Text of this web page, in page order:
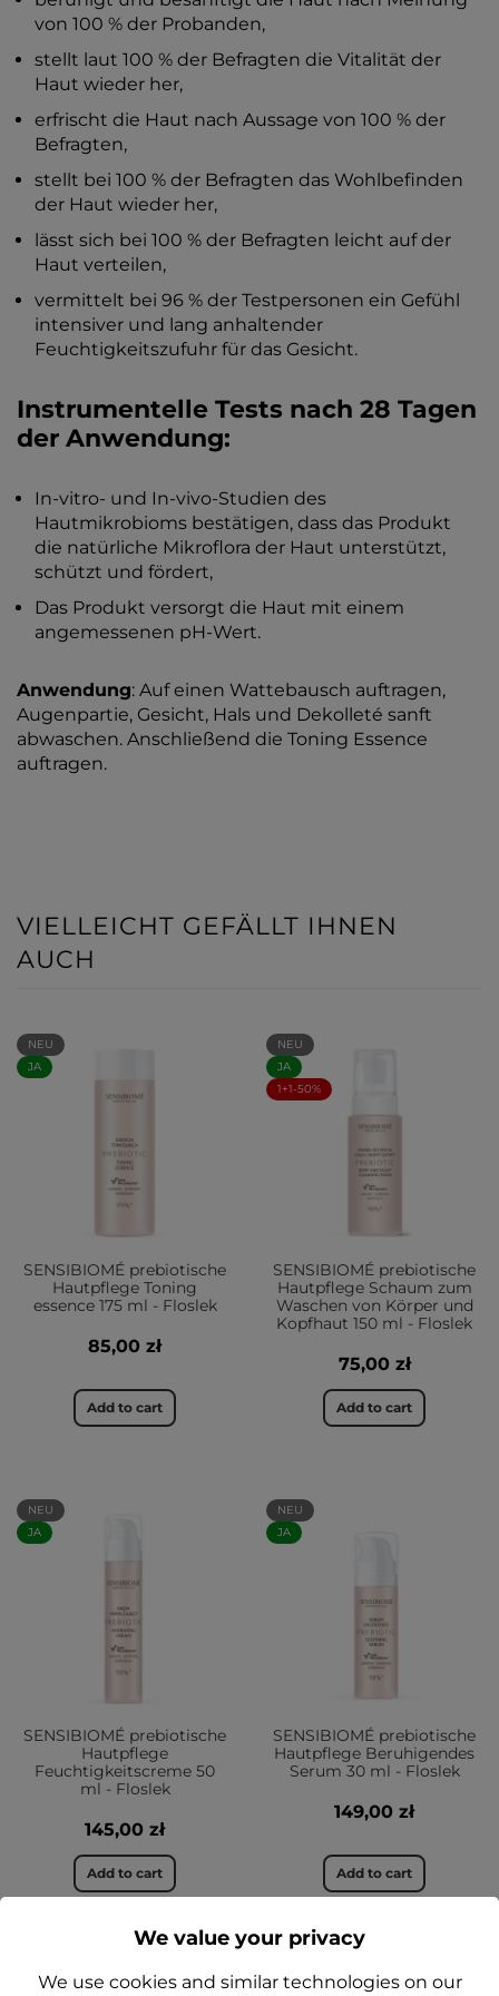
von 100 % der Probanden,
stellt laut 100 % der Befragten die Vitalität der
Haut wieder her,
erfrischt die Haut nach Aussage von 100 % der
Befragten,
stellt bei 100 % der Befragten das Wohlbefinden
der Haut wieder her,
lässt sich bei 100 % der Befragten leicht auf der
Haut verteilen,
vermittelt bei 96 % der Testpersonen ein Gefühl
intensiver und lang anhaltender
Feuchtigkeitszufuhr für das Gesicht.
Instrumentelle Tests nach 28 Tagen
der Anwendung:
In-vitro- und In-vivo-Studien des
Hautmikrobioms bestätigen, dass das Produkt
die natürliche Mikroflora der Haut unterstützt,
schützt und fördert,
Das Produkt versorgt die Haut mit einem
angemessenen pH-Wert.
Anwendung: Auf einen Wattebausch auftragen,
Augenpartie, Gesicht, Hals und Dekolleté sanft
abwaschen. Anschließend die Toning Essence
auftragen.
VIELLEICHT GEFÄLLT IHNEN
AUCH
NEU
JA
SENSIBIOMÉ prebiotische
Hautpflege Toning
essence 175 ml - Floslek
85,00 zł
Add to cart
NEU
JA
1+1-50%
SENSIBIOMÉ prebiotische
Hautpflege Schaum zum
Waschen von Körper und
Kopfhaut 150 ml - Floslek
75,00 zł
Add to cart
NEU
JA
SENSIBIOMÉ prebiotische
Hautpflege
Feuchtigkeitscreme 50
ml - Floslek
145,00 zł
Add to cart
NEU
JA
SENSIBIOMÉ prebiotische
Hautpflege Beruhigendes
Serum 30 ml - Floslek
149,00 zł
Add to cart
We value your privacy
We use cookies and similar technologies on our